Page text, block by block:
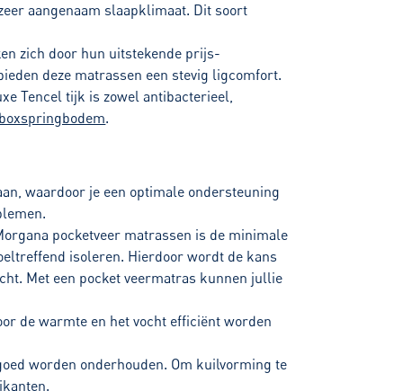
aangenaam slaapklimaat. Dit soort
zich door hun uitstekende prijs-
deze matrassen een stevig ligcomfort.
Tencel tijk is zowel antibacterieel,
boxspringbodem.
waardoor je een optimale ondersteuning
pocketveer matrassen is de minimale
isoleren. Hierdoor wordt de kans
Met een pocket veermatras kunnen jullie
de warmte en het vocht efficiënt worden
worden onderhouden. Om kuilvorming te